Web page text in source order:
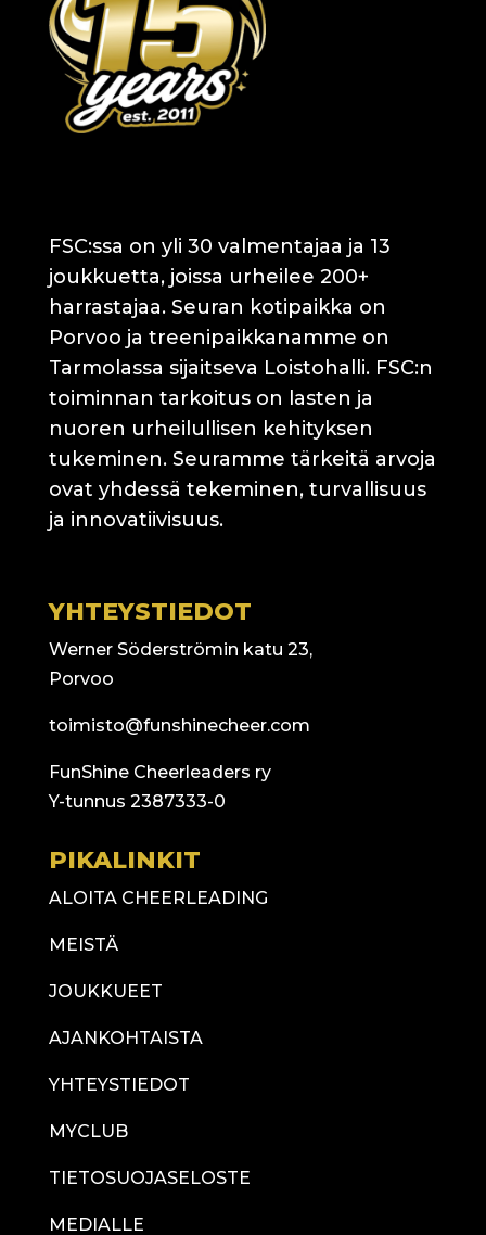
FSC:ssa on yli 30 valmentajaa ja 13
joukkuetta, joissa urheilee 200+
harrastajaa. Seuran kotipaikka on
Porvoo ja treenipaikkanamme on
Tarmolassa sijaitseva Loistohalli. FSC:n
toiminnan tarkoitus on lasten ja
nuoren urheilullisen kehityksen
tukeminen. Seuramme tärkeitä arvoja
ovat yhdessä tekeminen, turvallisuus
ja innovatiivisuus.
YHTEYSTIEDOT
Werner Söderströmin katu 23,
Porvoo
toimisto@funshinecheer.com
FunShine Cheerleaders ry
Y-tunnus 2387333-0
PIKALINKIT
ALOITA CHEERLEADING
MEISTÄ
JOUKKUEET
AJANKOHTAISTA
YHTEYSTIEDOT
MYCLUB
TIETOSUOJASELOSTE
MEDIALLE